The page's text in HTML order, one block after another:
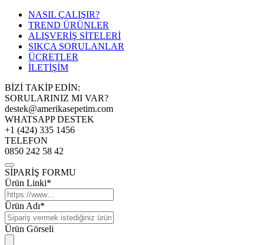
NASIL ÇALIŞIR?
TREND ÜRÜNLER
ALIŞVERİŞ SİTELERİ
SIKÇA SORULANLAR
ÜCRETLER
İLETİŞİM
BİZİ TAKİP EDİN:
SORULARINIZ MI VAR?
destek@amerikasepetim.com
WHATSAPP DESTEK
+1 (424) 335 1456
TELEFON
0850 242 58 42
SİPARİŞ FORMU
Ürün Linki*
Ürün Adı*
Ürün Görseli